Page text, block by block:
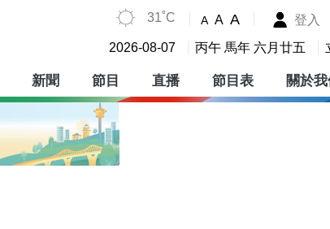
31˚C A A A 登入
2026-08-07 丙午 馬年 六月廿五
新聞 節目 直播 節目表 關於我